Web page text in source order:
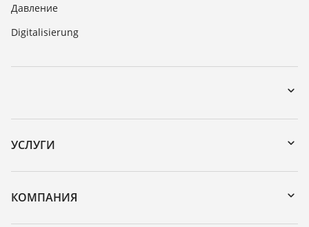
Давление
Digitalisierung
Загрузки
Поиск по серийному номеру
Поиск
УСЛУГИ
Формуляр возврата прибора
Реестр стойкости
КОМПАНИЯ
О компании VEGA